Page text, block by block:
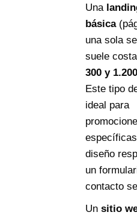
Una
básica
una sola
suele
300 y
Este tipo
ideal para
diseño
un
contacto
Un sitio